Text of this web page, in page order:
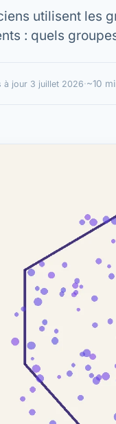
utilisent les
: quels
à jour 3 juillet 2026·~10